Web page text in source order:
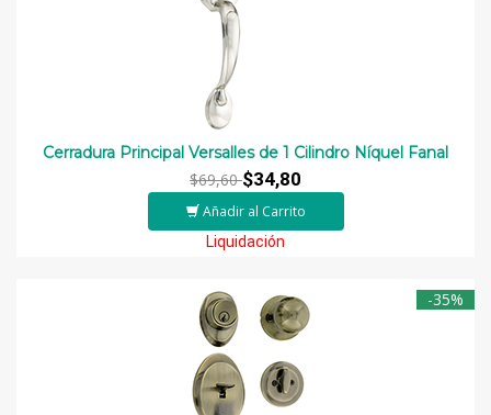
Cerradura Principal Versalles de 1 Cilindro Níquel Fanal
$69,60$34,80
Añadir al Carrito
Liquidación
-35%